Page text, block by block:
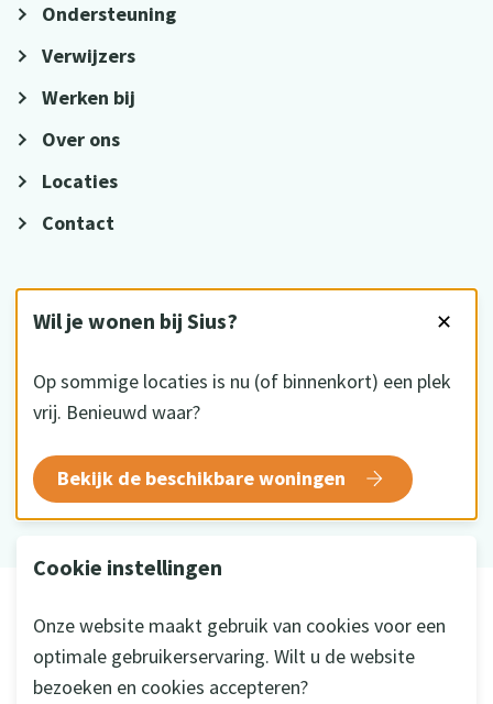
Wil je wonen bij Sius? ✕
Op sommige locaties is nu (of binnenkort) een plek
vrij. Benieuwd waar?
Bekijk de beschikbare woningen
Cookie instellingen
Onze website maakt gebruik van cookies voor een
optimale gebruikerservaring. Wilt u de website
bezoeken en cookies accepteren?
Ondersteuning
Verwijzers
Werken bij
Over ons
Locaties
Contact
HKZ gecertificeerd
Disclaimer
Privacy
Cookie instellingen